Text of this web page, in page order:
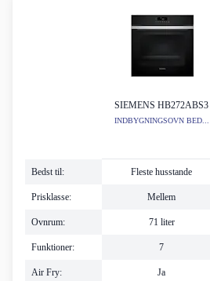
Bedst til:
Prisklasse:
Ovnrum:
Funktioner:
Air Fry:
SIEMENS HB272ABS3
INDBYGNINGSOVN BED...
Fleste husstande
Mellem
71 liter
7
Ja